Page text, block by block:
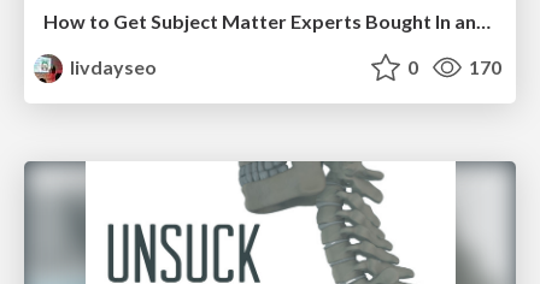
How to Get Subject Matter Experts Bought In and Actively Contributing to SEO & PR Initiatives.
livdayseo
0 170